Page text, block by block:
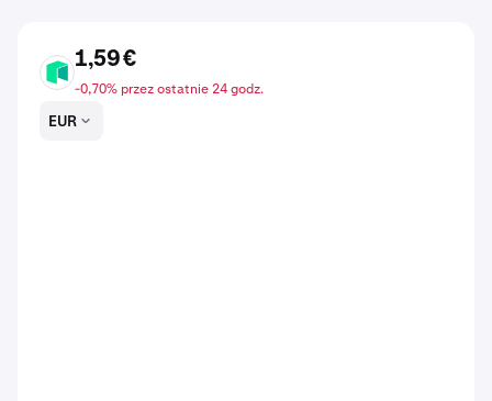
1,59 €
-0,70% przez ostatnie 24 godz.
EUR